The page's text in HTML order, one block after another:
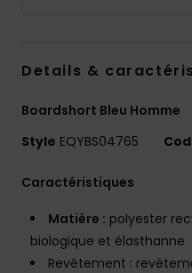
Details &
Boardshort Bleu Homme
Style EQYBS04765
Caractéristiques
Matière : polyester
biologique et élasthanne
Revêtement :